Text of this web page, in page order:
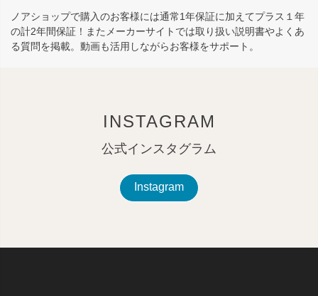
ノアショップで購入のお客様には通常1年保証に加えてプラス１年
の計2年間保証！またメーカーサイトでは取り扱い説明書やよくあ
る質問を掲載。動画も活用しながらお客様をサポート。
INSTAGRAM
公式インスタグラム
Instagram